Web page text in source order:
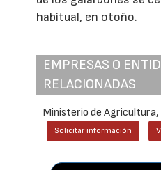
habitual, en otoño.
EMPRESAS O
RELACIONADAS
Ministerio de
Solicitar información